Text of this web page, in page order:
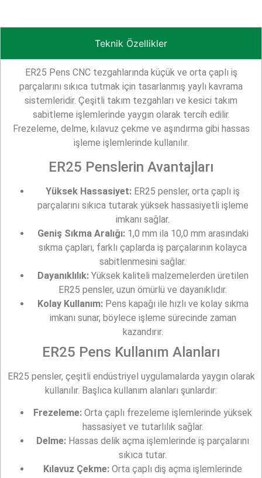
Teknik Özellikler
ER25 Pens CNC tezgahlarında küçük ve orta çaplı iş
parçalarını sıkıca tutmak için tasarlanmış yaylı kavrama
sistemleridir. Çeşitli takım tezgahları ve kesici takım
sabitleme işlemlerinde yaygın olarak tercih edilir.
Frezeleme, delme, kılavuz çekme ve aşındırma gibi hassas
işleme işlemlerinde kullanılır.
ER25 Penslerin Avantajları
Yüksek Hassasiyet: ER25 pensler, orta çaplı iş
parçalarını sıkıca tutarak yüksek hassasiyetli işleme
imkanı sağlar.
Geniş Sıkma Aralığı:1,0 mm ila 10,0 mm arasındaki
sıkma çapları, farklı çaplarda iş parçalarının kolayca
sabitlenmesini sağlar.
Dayanıklılık:Yüksek kaliteli malzemelerden üretilen
ER25 pensler, uzun ömürlü ve dayanıklıdır.
Kolay Kullanım:Pens kapağı ile hızlı ve kolay sıkma
imkanı sunar, böylece işleme sürecinde zaman
kazandırır.
ER25 Pens Kullanım Alanları
ER25 pensler, çeşitli endüstriyel uygulamalarda yaygın olarak
kullanılır. Başlıca kullanım alanları şunlardır:
Frezeleme: Orta çaplı frezeleme işlemlerinde yüksek
hassasiyet ve tutarlılık sağlar.
Delme: Hassas delik açma işlemlerinde iş parçalarını
sıkıca tutar.
Kılavuz Çekme: Orta çaplı diş açma işlemlerinde